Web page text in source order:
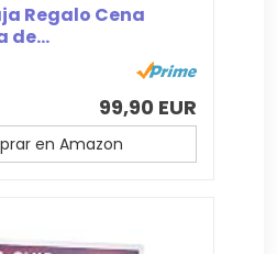
Regalo Cena
de...
99,90 EUR
en Amazon